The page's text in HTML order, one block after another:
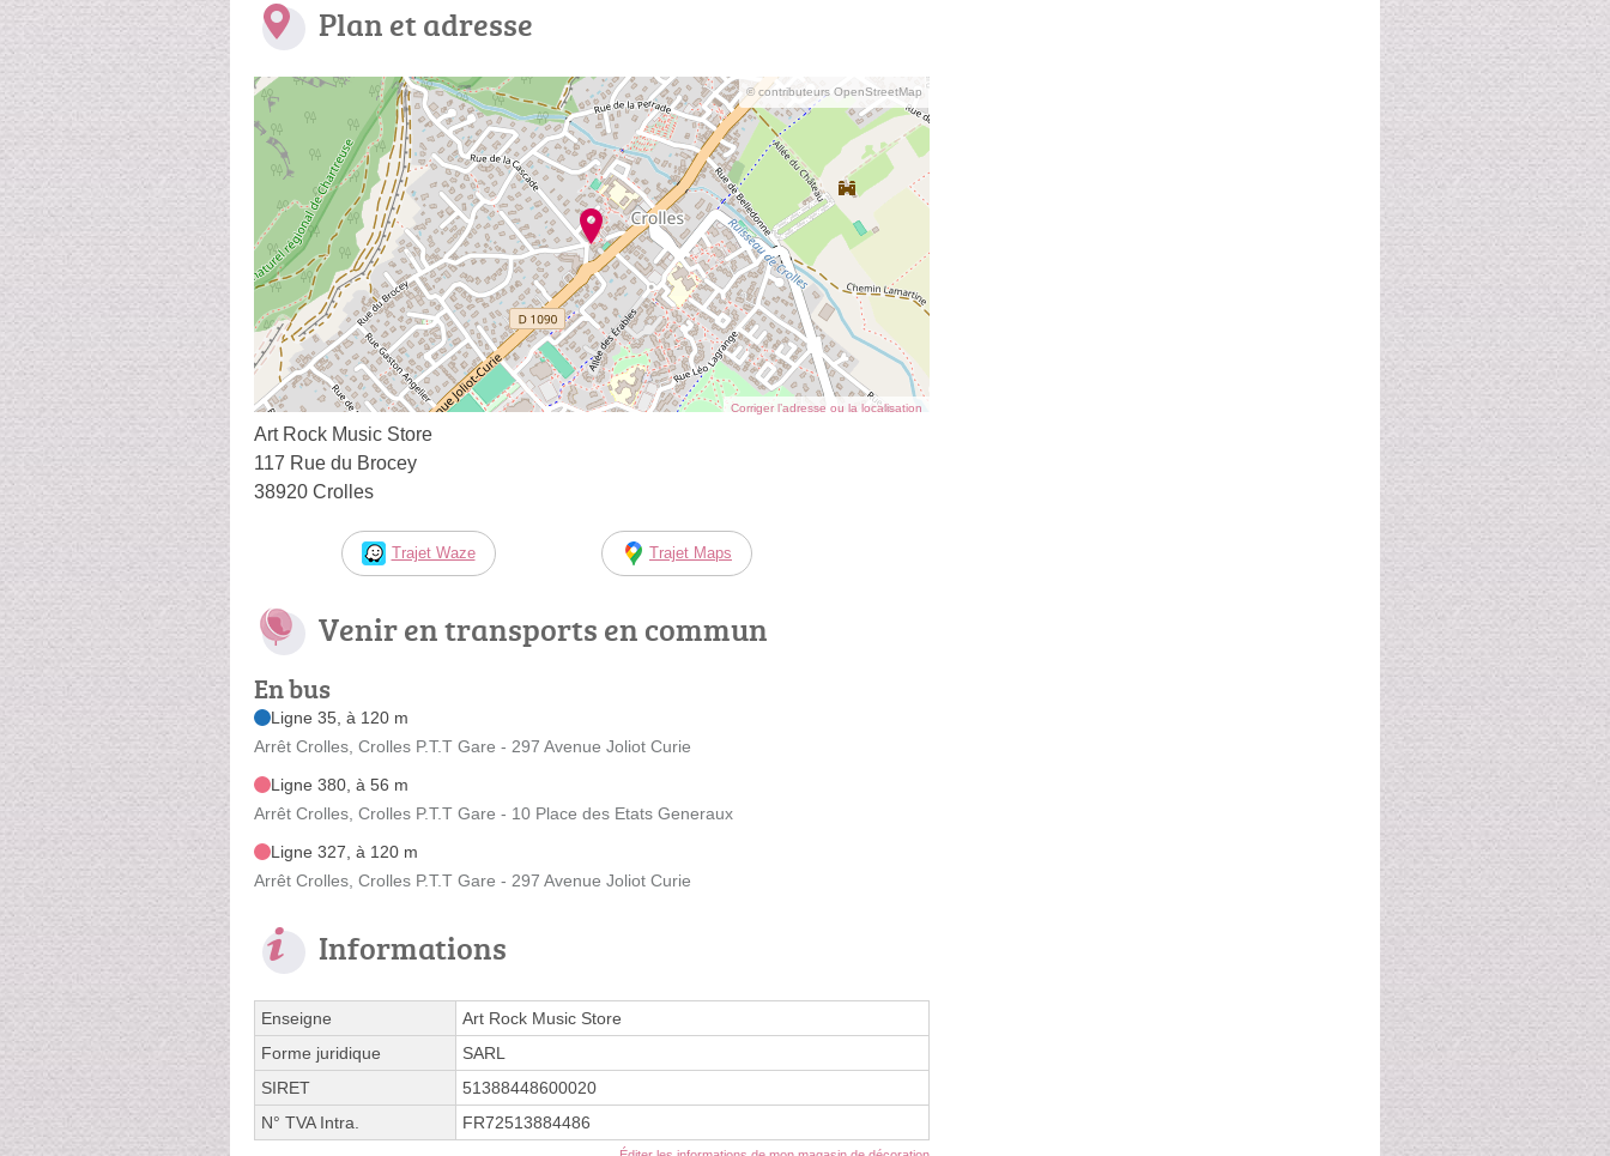
Plan et adresse
© contributeurs OpenStreetMap
Corriger l’adresse ou la localisation
Art Rock Music Store
117 Rue du Brocey
38920 Crolles
Trajet Waze Trajet Maps
Venir en transports en commun
En bus
Ligne 35, à 120 m
Arrêt Crolles, Crolles P.T.T Gare - 297 Avenue Joliot Curie
Ligne 380, à 56 m
Arrêt Crolles, Crolles P.T.T Gare - 10 Place des Etats Generaux
Ligne 327, à 120 m
Arrêt Crolles, Crolles P.T.T Gare - 297 Avenue Joliot Curie
Informations
Enseigne
Art Rock Music Store
Forme juridique
SARL
SIRET
51388448600020
N° TVA Intra.
FR72513884486